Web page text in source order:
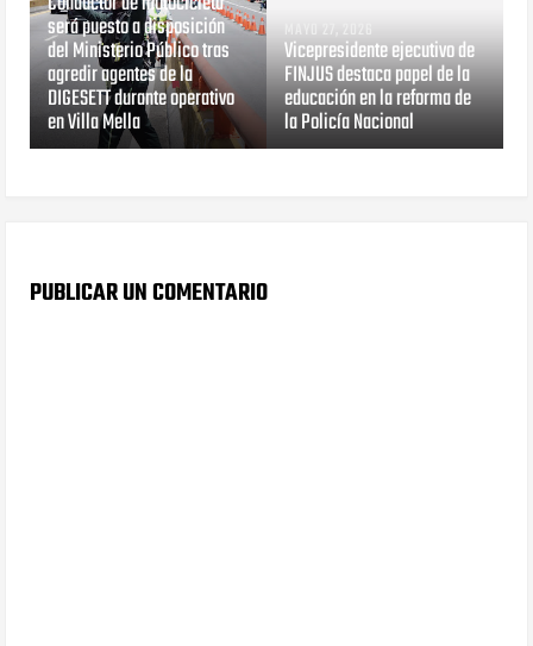
será puesto a disposición
del Ministerio Público tras
agredir agentes de la
DIGESETT durante operativo
en Villa Mella
MAYO 27, 2026
Vicepresidente ejecutivo de
FINJUS destaca papel de la
educación en la reforma de
la Policía Nacional
PUBLICAR UN COMENTARIO